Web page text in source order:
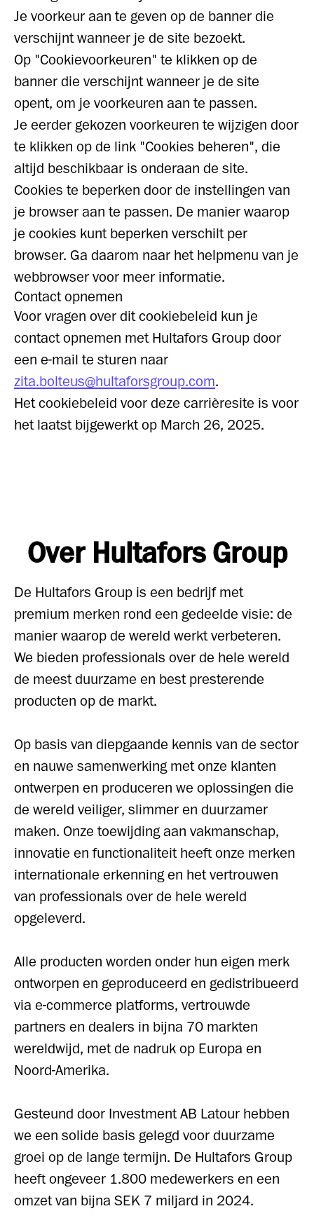
Je voorkeur aan te geven op de banner die
verschijnt wanneer je de site bezoekt.
Op "Cookievoorkeuren" te klikken op de
banner die verschijnt wanneer je de site
opent, om je voorkeuren aan te passen.
Je eerder gekozen voorkeuren te wijzigen door
te klikken op de link "Cookies beheren", die
altijd beschikbaar is onderaan de site.
Cookies te beperken door de instellingen van
je browser aan te passen. De manier waarop
je cookies kunt beperken verschilt per
browser. Ga daarom naar het helpmenu van je
webbrowser voor meer informatie.
Contact opnemen
Voor vragen over dit cookiebeleid kun je
contact opnemen met Hultafors Group door
een e-mail te sturen naar
zita.bolteus@hultaforsgroup.com.
Het cookiebeleid voor deze carrièresite is voor
het laatst bijgewerkt op March 26, 2025.
Over Hultafors Group
De Hultafors Group is een bedrijf met
premium merken rond een gedeelde visie: de
manier waarop de wereld werkt verbeteren.
We bieden professionals over de hele wereld
de meest duurzame en best presterende
producten op de markt.
Op basis van diepgaande kennis van de sector
en nauwe samenwerking met onze klanten
ontwerpen en produceren we oplossingen die
de wereld veiliger, slimmer en duurzamer
maken. Onze toewijding aan vakmanschap,
innovatie en functionaliteit heeft onze merken
internationale erkenning en het vertrouwen
van professionals over de hele wereld
opgeleverd.
Alle producten worden onder hun eigen merk
ontworpen en geproduceerd en gedistribueerd
via e-commerce platforms, vertrouwde
partners en dealers in bijna 70 markten
wereldwijd, met de nadruk op Europa en
Noord-Amerika.
Gesteund door Investment AB Latour hebben
we een solide basis gelegd voor duurzame
groei op de lange termijn. De Hultafors Group
heeft ongeveer 1.800 medewerkers en een
omzet van bijna SEK 7 miljard in 2024.